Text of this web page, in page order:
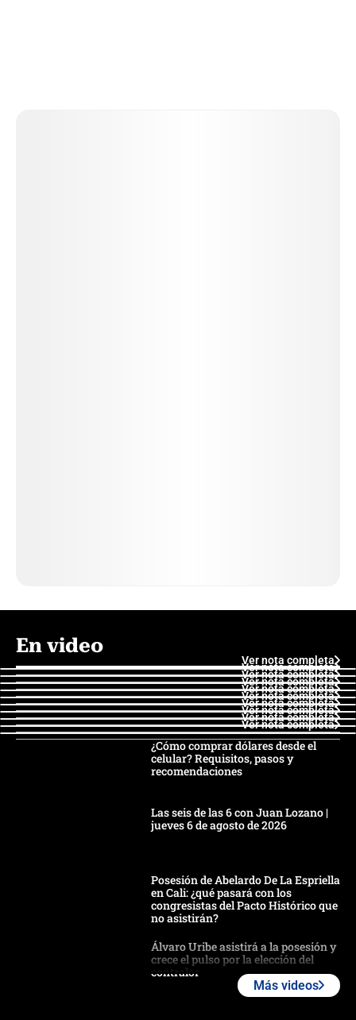
En video
Ver nota completa
Ver nota completa
Ver nota completa
Ver nota completa
Ver nota completa
Ver nota completa
Ver nota completa
Ver nota completa
Ver nota completa
Ver nota completa
¿Cómo comprar dólares desde el
celular? Requisitos, pasos y
recomendaciones
Las seis de las 6 con Juan Lozano |
jueves 6 de agosto de 2026
Posesión de Abelardo De La Espriella
en Cali: ¿qué pasará con los
congresistas del Pacto Histórico que
no asistirán?
Álvaro Uribe asistirá a la posesión y
crece el pulso por la elección del
contralor
Más videos